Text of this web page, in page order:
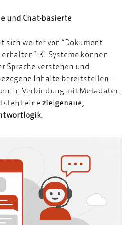
und Chat-basierte
sich weiter von “Dokument
KI-Systeme können
Sprache verstehen und
Inhalte bereitstellen –
In Verbindung mit Metadaten,
eine zielgenaue,